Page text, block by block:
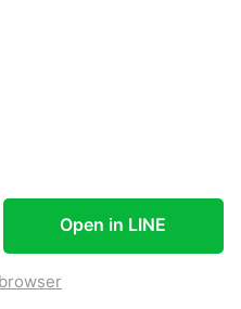
Open in LINE